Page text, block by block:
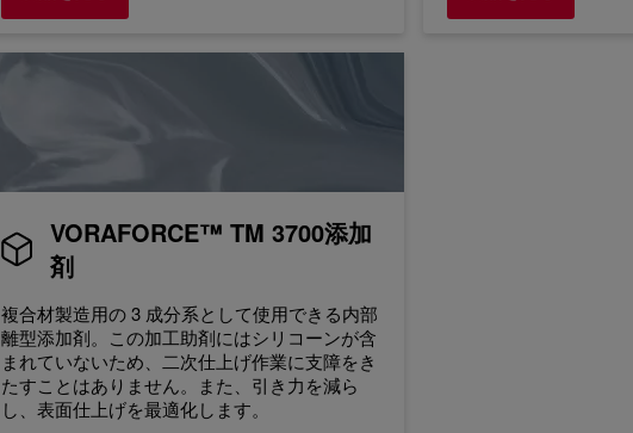
VORAFORCE™ TM 3700添加
剤
複合材製造用の 3 成分系として使用できる内部
離型添加剤。この加工助剤にはシリコーンが含
まれていないため、二次仕上げ作業に支障をき
たすことはありません。また、引き力を減ら
し、表面仕上げを最適化します。